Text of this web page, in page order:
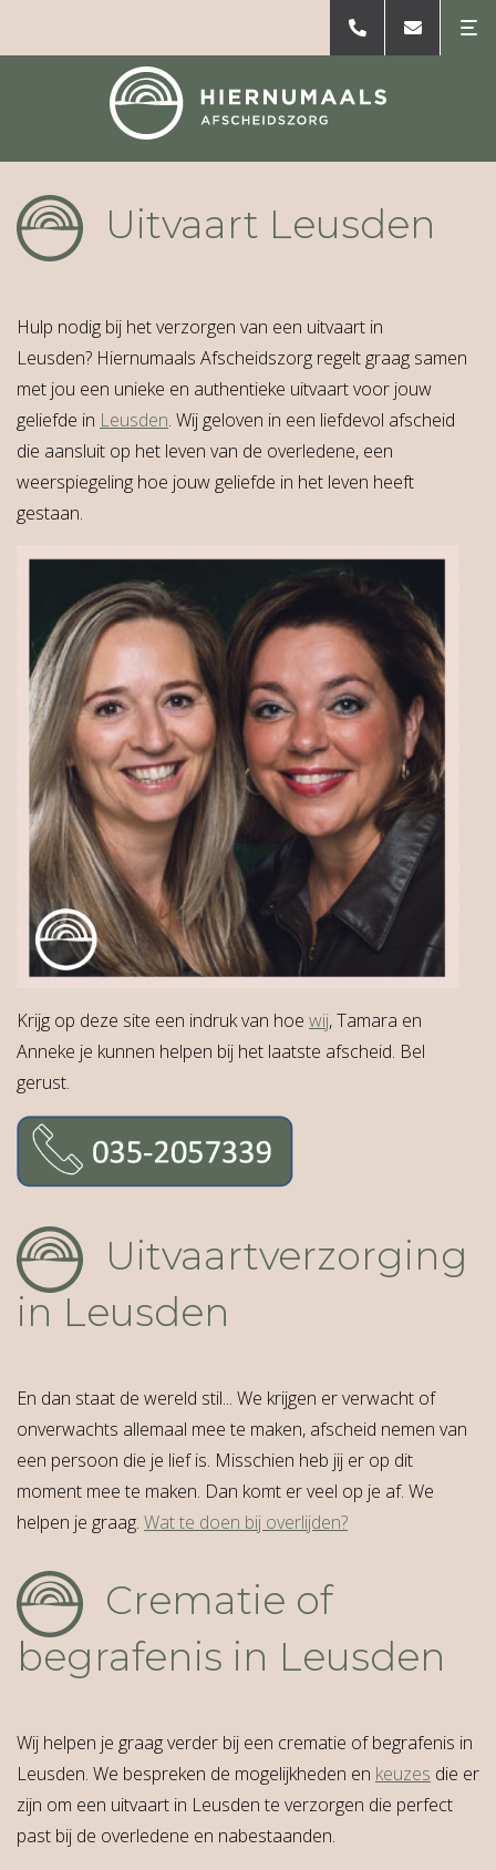
Uitvaart Leusden
Hulp nodig bij het verzorgen van een uitvaart in
Leusden? Hiernumaals Afscheidszorg regelt graag samen
met jou een unieke en authentieke uitvaart voor jouw
geliefde in Leusden. Wij geloven in een liefdevol afscheid
die aansluit op het leven van de overledene, een
weerspiegeling hoe jouw geliefde in het leven heeft
gestaan.
Krijg op deze site een indruk van hoe wij, Tamara en
Anneke je kunnen helpen bij het laatste afscheid. Bel
gerust.
Uitvaartverzorging
in Leusden
En dan staat de wereld stil... We krijgen er verwacht of
onverwachts allemaal mee te maken, afscheid nemen van
een persoon die je lief is. Misschien heb jij er op dit
moment mee te maken. Dan komt er veel op je af. We
helpen je graag. Wat te doen bij overlijden?
Crematie of
begrafenis in Leusden
Wij helpen je graag verder bij een crematie of begrafenis in
Leusden. We bespreken de mogelijkheden en keuzes die er
zijn om een uitvaart in Leusden te verzorgen die perfect
past bij de overledene en nabestaanden.